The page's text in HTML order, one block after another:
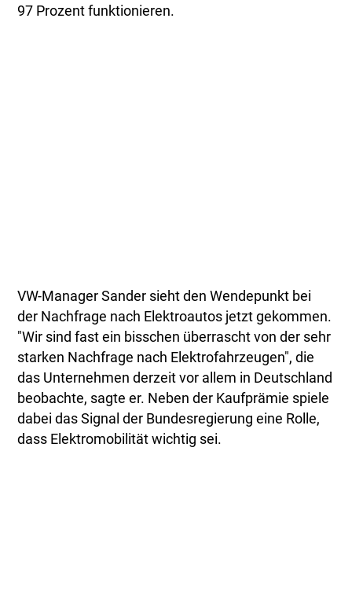
97 Prozent funktionieren.
VW-Manager Sander sieht den Wendepunkt bei
der Nachfrage nach Elektroautos jetzt gekommen.
"Wir sind fast ein bisschen überrascht von der sehr
starken Nachfrage nach Elektrofahrzeugen", die
das Unternehmen derzeit vor allem in Deutschland
beobachte, sagte er. Neben der Kaufprämie spiele
dabei das Signal der Bundesregierung eine Rolle,
dass Elektromobilität wichtig sei.